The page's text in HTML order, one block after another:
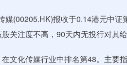
媒(00205.HK)报收于0.14港元中
关注度不高，90天内无投行对其给
文化传媒行业中排名第48。主要